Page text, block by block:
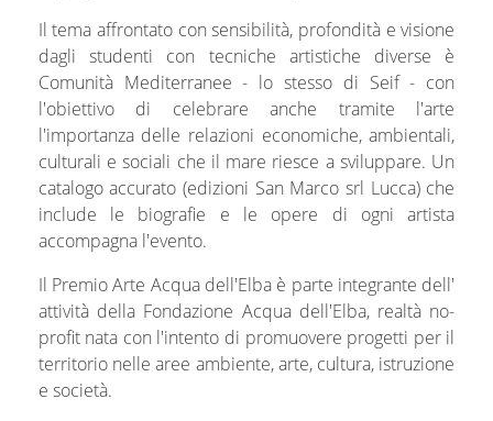
Il tema affrontato con sensibilità, profondità e visione
dagli studenti con tecniche artistiche diverse è
Comunità Mediterranee - lo stesso di Seif - con
l'obiettivo di celebrare anche tramite l'arte
l'importanza delle relazioni economiche, ambientali,
culturali e sociali che il mare riesce a sviluppare. Un
catalogo accurato (edizioni San Marco srl Lucca) che
include le biografie e le opere di ogni artista
accompagna l'evento.
Il Premio Arte Acqua dell'Elba è parte integrante dell'
attività della Fondazione Acqua dell'Elba, realtà no-
profit nata con l'intento di promuovere progetti per il
territorio nelle aree ambiente, arte, cultura, istruzione
e società.